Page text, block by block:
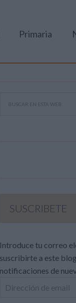
Primaria
SUSCRIBETE
Introduce tu correo
suscribirte a este
notificaciones de
Dirección